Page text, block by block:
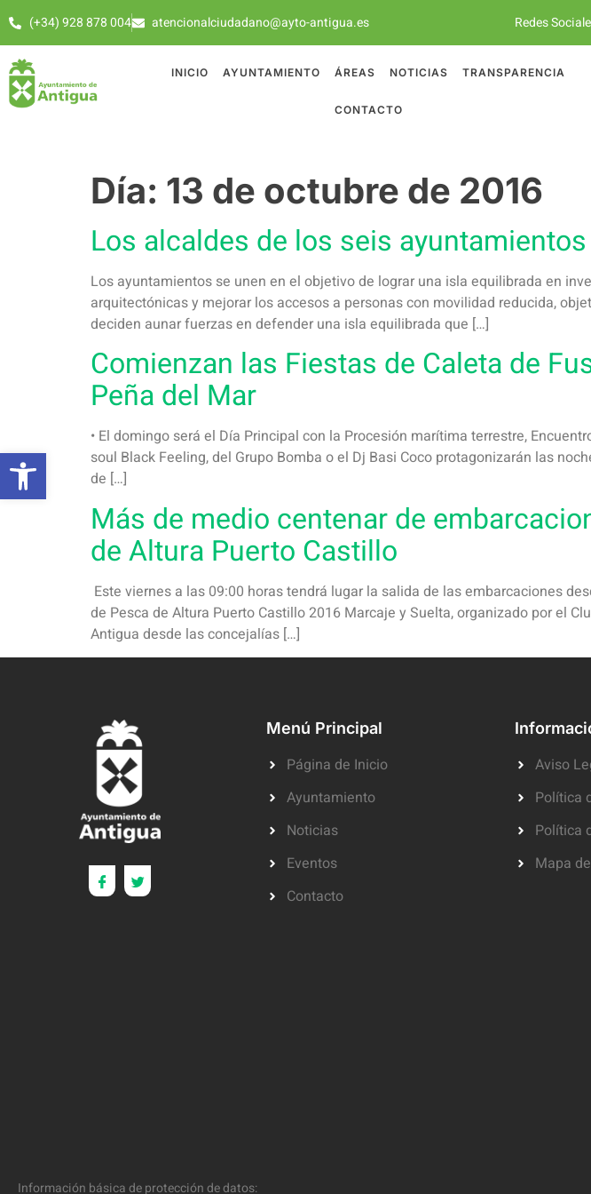
(+34) 928 878 004 atencionalciudadano@ayto-antigua.es Redes
INICIO AYUNTAMIENTO ÁREAS NOTICIAS TRANSPARENCIA
CONTACTO
Día: 13 de octubre de 2016
Los alcaldes de los seis
Los ayuntamientos se unen en el objetivo de lograr una isla equilibrada en
arquitectónicas y mejorar los accesos a personas con movilidad reducida,
deciden aunar fuerzas en defender una isla equilibrada que […]
Comienzan las Fiestas de Caleta de
Peña del Mar
• El domingo será el Día Principal con la Procesión marítima terrestre,
soul Black Feeling, del Grupo Bomba o el Dj Basi Coco protagonizarán las
de […]
Más de medio centenar de
de Altura Puerto Castillo
Este viernes a las 09:00 horas tendrá lugar la salida de las embarcaciones
de Pesca de Altura Puerto Castillo 2016 Marcaje y Suelta, organizado por el
Antigua desde las concejalías […]
Menú Principal
Página de Inicio
Ayuntamiento
Noticias
Eventos
Contacto
Aviso
Política
Política
Mapa
Información básica de protección de datos:
Abrir barra de herramientas